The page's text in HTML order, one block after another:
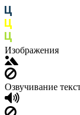
Изображения
Озвучивание